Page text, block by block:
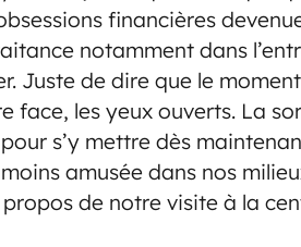
financières
notamment dans
Juste de dire que le
face, les yeux ouverts. La
s’y mettre dès
amusée dans nos
de notre visite à la